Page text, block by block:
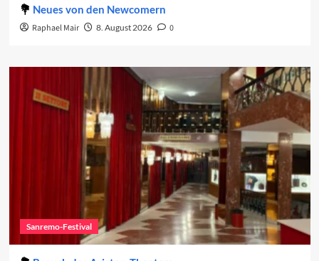
Neues von den Newcomern
Raphael Mair 8. August 2026 0
Sanremo-Festival